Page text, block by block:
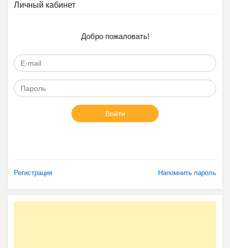
Личный кабинет
Добро пожаловать!
Войти
Регистрация Напомнить пароль